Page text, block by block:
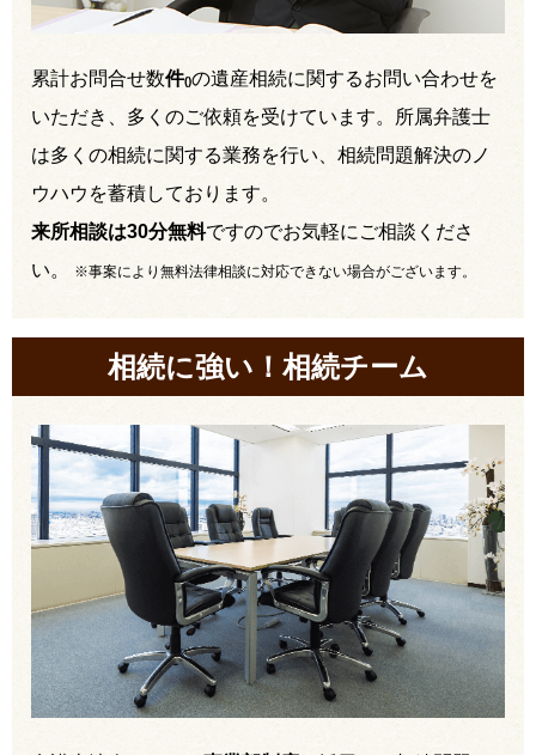
累計お問合せ数件()の遺産相続に関するお問い合わせを
いただき、多くのご依頼を受けています。所属弁護士
は多くの相続に関する業務を行い、相続問題解決のノ
ウハウを蓄積しております。
来所相談は30分無料ですのでお気軽にご相談くださ
い。
※事案により無料法律相談に対応できない場合がございます。
相続に強い！相続チーム